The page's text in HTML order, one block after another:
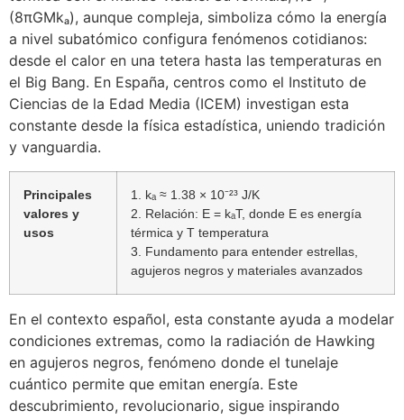
(8πGMkₐ), aunque compleja, simboliza cómo la energía
a nivel subatómico configura fenómenos cotidianos:
desde el calor en una tetera hasta las temperaturas en
el Big Bang. En España, centros como el Instituto de
Ciencias de la Edad Media (ICEM) investigan esta
constante desde la física estadística, uniendo tradición
y vanguardia.
Principales
valores y
usos
1. kₐ ≈ 1.38 × 10⁻²³ J/K
2. Relación: E = kₐT, donde E es energía
térmica y T temperatura
3. Fundamento para entender estrellas,
agujeros negros y materiales avanzados
En el contexto español, esta constante ayuda a modelar
condiciones extremas, como la radiación de Hawking
en agujeros negros, fenómeno donde el tunelaje
cuántico permite que emitan energía. Este
descubrimiento, revolucionario, sigue inspirando